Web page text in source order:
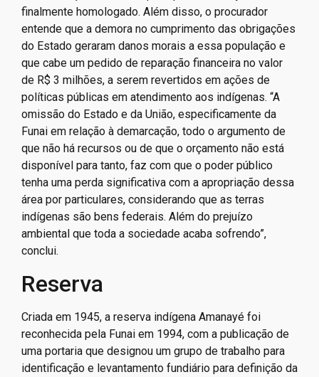
finalmente homologado. Além disso, o procurador
entende que a demora no cumprimento das obrigações
do Estado geraram danos morais a essa população e
que cabe um pedido de reparação financeira no valor
de R$ 3 milhões, a serem revertidos em ações de
políticas públicas em atendimento aos indígenas. “A
omissão do Estado e da União, especificamente da
Funai em relação à demarcação, todo o argumento de
que não há recursos ou de que o orçamento não está
disponível para tanto, faz com que o poder público
tenha uma perda significativa com a apropriação dessa
área por particulares, considerando que as terras
indígenas são bens federais. Além do prejuízo
ambiental que toda a sociedade acaba sofrendo”,
conclui.
Reserva
Criada em 1945, a reserva indígena Amanayé foi
reconhecida pela Funai em 1994, com a publicação de
uma portaria que designou um grupo de trabalho para
identificação e levantamento fundiário para definição da